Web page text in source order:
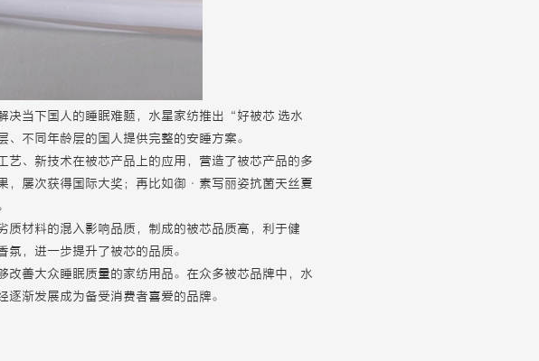
决当下国人的睡眠难题，水星家纺推出“好被芯 选水
不同年龄层的国人提供完整的安睡方案。
、新技术在被芯产品上的应用，营造了被芯产品的多
，屡次获得国际大奖；再比如御·素写丽姿抗菌天丝夏
质材料的混入影响品质，制成的被芯品质高，利于健
，进一步提升了被芯的品质。
善大众睡眠质量的家纺用品。在众多被芯品牌中，水
渐发展成为备受消费者喜爱的品牌。